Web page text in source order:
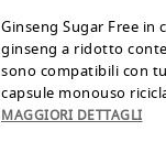
Ginseng Sugar Free in
ginseng a ridotto
sono compatibili con
capsule monouso
MAGGIORI DETTAGLI